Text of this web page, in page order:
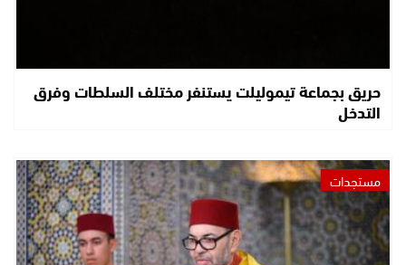
حريق بجماعة تيموليلت يستنفر مختلف السلطات وفرق
التدخل
مستجدات